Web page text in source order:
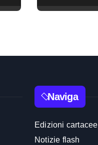
Naviga
Edizioni cartacee
Notizie flash